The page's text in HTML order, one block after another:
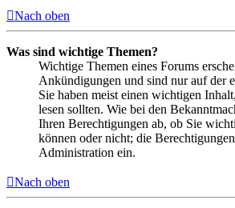
Nach oben
Was sind wichtige Themen?
Wichtige Themen eines Forums
Ankündigungen und sind nur auf der
Sie haben meist einen wichtigen
lesen sollten. Wie bei den
Ihren Berechtigungen ab, ob Sie
können oder nicht; die
Administration ein.
Nach oben